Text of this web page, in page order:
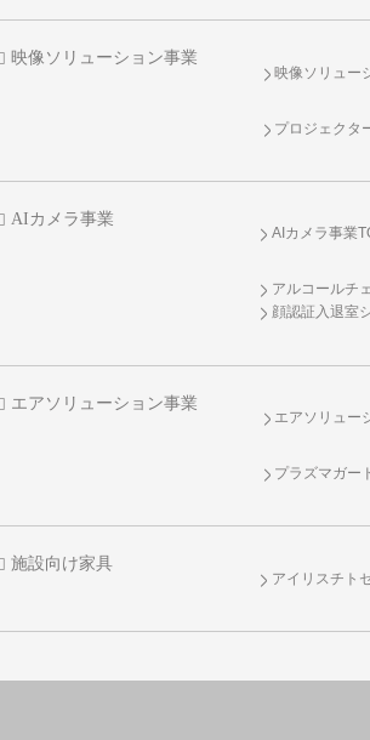
映像ソリューション事業
映像ソリュー
プロジェクタ
AIカメラ事業
AIカメラ事業
アルコールチ
顔認証入退室
エアソリューション事業
エアソリュー
プラズマガー
施設向け家具
アイリスチト